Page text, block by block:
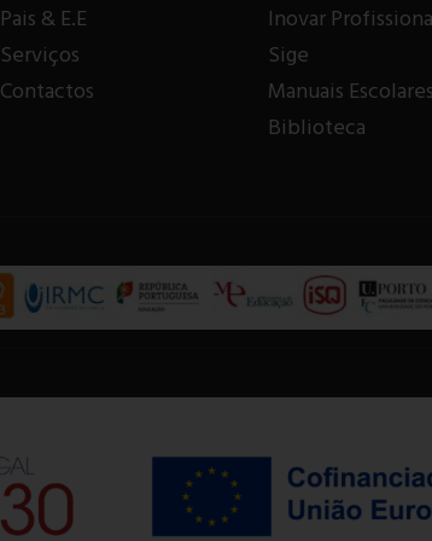
Pais & E.E
Serviços
Contactos
Inovar
Sige
Manuais
Biblioteca